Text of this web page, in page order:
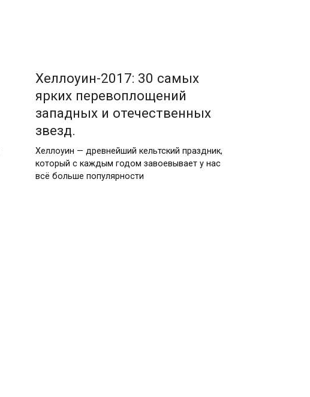
Хеллоуин-2017: 30 самых
ярких перевоплощений
западных и отечественных
звезд.
Хеллоуин — древнейший кельтский праздник,
который с каждым годом завоевывает у нас
всё больше популярности